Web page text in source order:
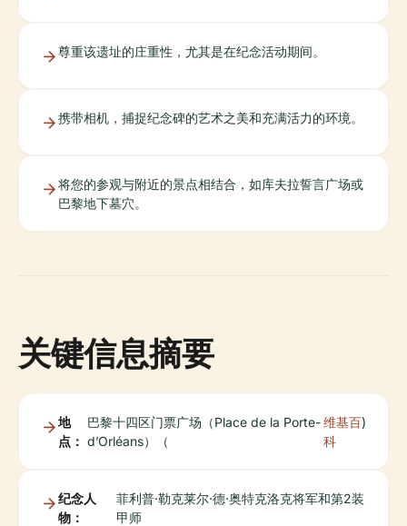
尊重该遗址的庄重性，尤其是在纪念活动期间。
携带相机，捕捉纪念碑的艺术之美和充满活力的环境。
将您的参观与附近的景点相结合，如库夫拉誓言广场或
巴黎地下墓穴。
关键信息摘要
地
点：
巴黎十四区门票广场（Place de la Porte-
d’Orléans）（
维基百
科
)
纪念人
物：
菲利普·勒克莱尔·德·奥特克洛克将军和第2装
甲师